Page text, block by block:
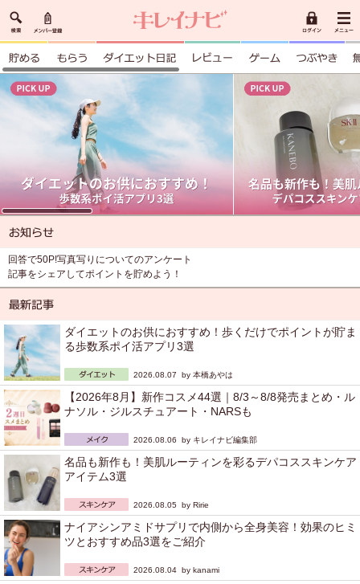
回答で50P!写真写りについてのアンケート
記事をシェアしてポイントを貯めよう！
ダイエットのお供におすすめ！歩くだけでポイントが貯ま
る歩数系ポイ活アプリ3選
2026.08.07 by 本橋あやは
【2026年8月】新作コスメ44選｜8/3～8/8発売まとめ・ル
ナソル・ジルスチュアート・NARSも
2026.08.06 by キレイナビ編集部
名品も新作も！美肌ルーティンを彩るデパコススキンケア
アイテム3選
2026.08.05 by Ririe
ナイアシンアミドサプリで内側から全身美容！効果のヒミ
ツとおすすめ品3選をご紹介
2026.08.04 by kanami